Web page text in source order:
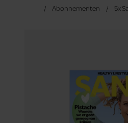
Abonnementen 5x